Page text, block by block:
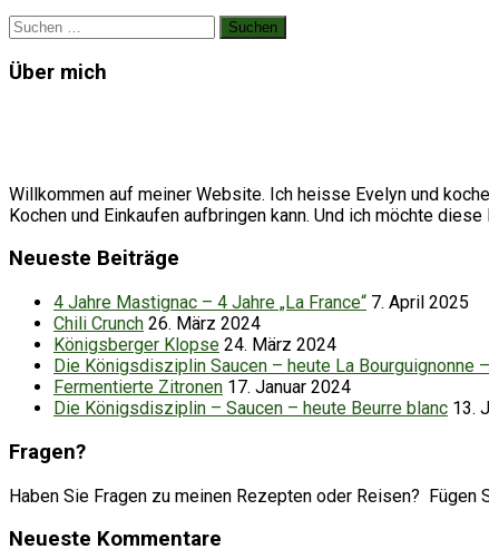
Suchen
Über mich
Willkommen auf meiner Website. Ich heisse Evelyn und
Kochen und Einkaufen aufbringen kann. Und ich möchte
Neueste Beiträge
4 Jahre Mastignac – 4 Jahre „La France“ 7. April 2025
Chili Crunch 26. März 2024
Königsberger Klopse 24. März 2024
Die Königsdisziplin Saucen – heute La Bourguignonne
Fermentierte Zitronen 17. Januar 2024
Die Königsdisziplin – Saucen – heute Beurre blanc 13.
Fragen?
Haben Sie Fragen zu meinen Rezepten oder Reisen?
Neueste Kommentare